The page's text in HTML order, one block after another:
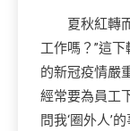
夏秋紅轉
工作嗎？”這
的新冠疫情嚴
經常要為員工
問我‘圈外人’